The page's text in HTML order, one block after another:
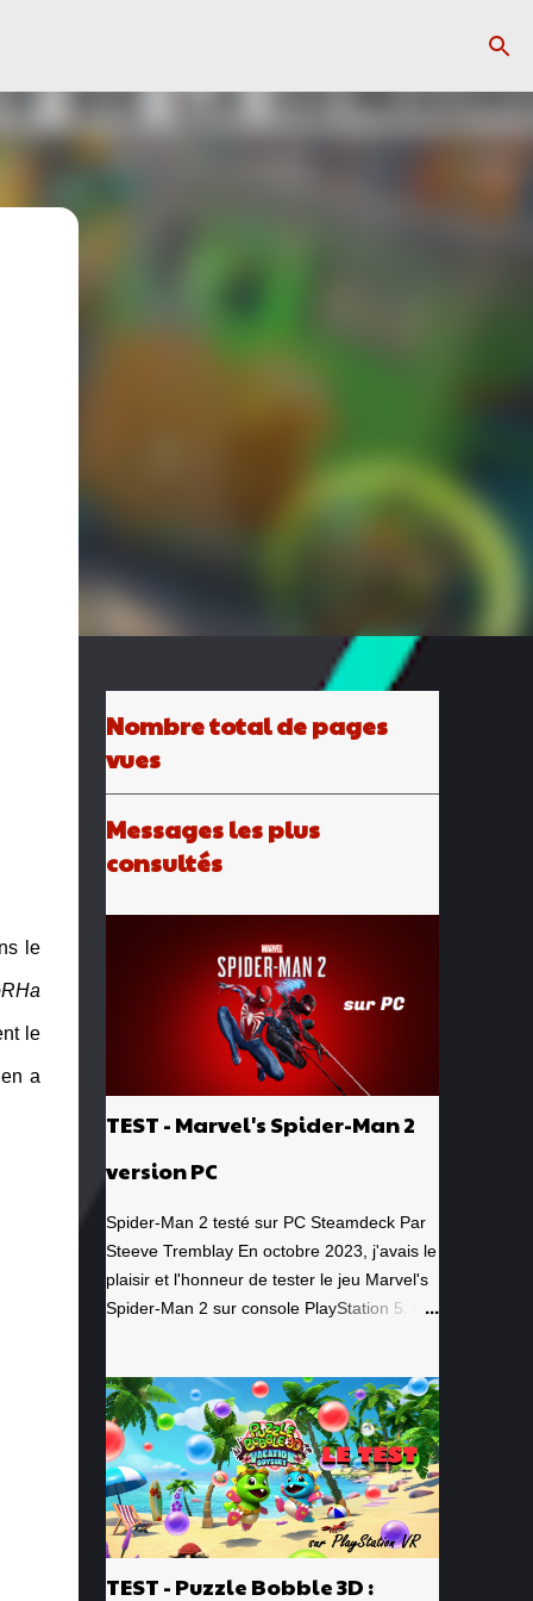
le
le
a
Nombre total de pages
vues
Messages les plus
consultés
TEST - Marvel's Spider-Man 2
version PC
Spider-Man 2 testé sur PC Steamdeck Par
Steeve Tremblay En octobre 2023, j'avais le
plaisir et l'honneur de tester le jeu Marvel's
Spider-Man 2 sur console PlayStation 5. Un
épique. À quel point j'avais apprécié mon
expérience? Je lui avais donné la
spectaculaire note de 10/10. Pour revoir
mon test, c'est par ici . Lorsque PlayStation
Canada nous a contacté il y a deux
semaines pour faire le test de la version PC,
me suis tout de suite dit : Ça serait génial
TEST - Puzzle Bobble 3D :